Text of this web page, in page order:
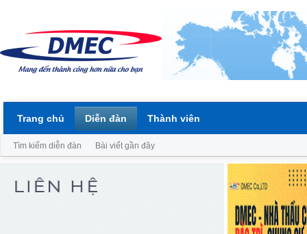
Trang chủ Diễn đàn
Tìm kiếm diễn đàn Bài viết gần đây
Thành viên